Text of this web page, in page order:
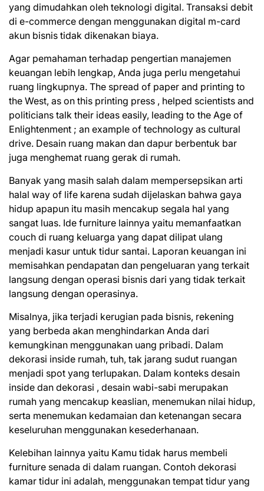
yang dimudahkan oleh teknologi digital. Transaksi debit
di e-commerce dengan menggunakan digital m-card
akun bisnis tidak dikenakan biaya.
Agar pemahaman terhadap pengertian manajemen
keuangan lebih lengkap, Anda juga perlu mengetahui
ruang lingkupnya. The spread of paper and printing to
the West, as on this printing press , helped scientists and
politicians talk their ideas easily, leading to the Age of
Enlightenment ; an example of technology as cultural
drive. Desain ruang makan dan dapur berbentuk bar
juga menghemat ruang gerak di rumah.
Banyak yang masih salah dalam mempersepsikan arti
halal way of life karena sudah dijelaskan bahwa gaya
hidup apapun itu masih mencakup segala hal yang
sangat luas. Ide furniture lainnya yaitu memanfaatkan
couch di ruang keluarga yang dapat dilipat ulang
menjadi kasur untuk tidur santai. Laporan keuangan ini
memisahkan pendapatan dan pengeluaran yang terkait
langsung dengan operasi bisnis dari yang tidak terkait
langsung dengan operasinya.
Misalnya, jika terjadi kerugian pada bisnis, rekening
yang berbeda akan menghindarkan Anda dari
kemungkinan menggunakan uang pribadi. Dalam
dekorasi inside rumah, tuh, tak jarang sudut ruangan
menjadi spot yang terlupakan. Dalam konteks desain
inside dan dekorasi , desain wabi-sabi merupakan
rumah yang mencakup keaslian, menemukan nilai hidup,
serta menemukan kedamaian dan ketenangan secara
keseluruhan menggunakan kesederhanaan.
Kelebihan lainnya yaitu Kamu tidak harus membeli
furniture senada di dalam ruangan. Contoh dekorasi
kamar tidur ini adalah, menggunakan tempat tidur yang